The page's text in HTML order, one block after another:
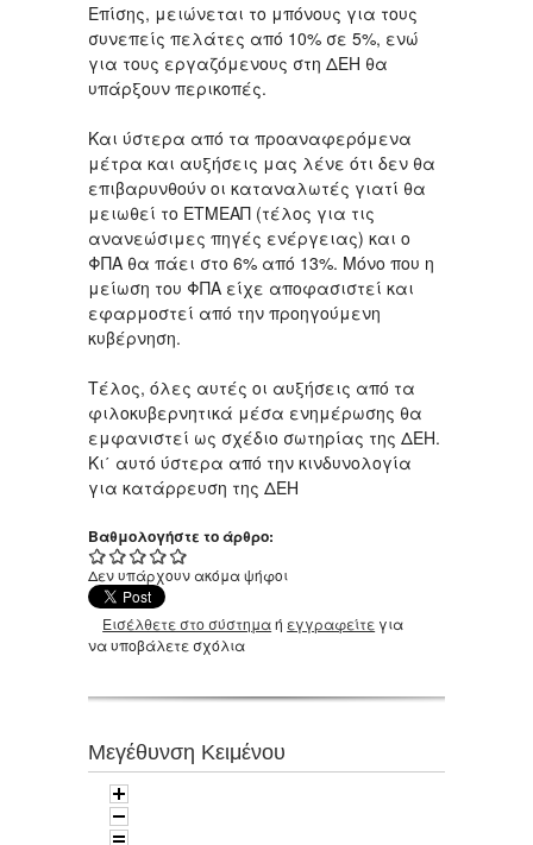
Επίσης, μειώνεται το μπόνους για τους
συνεπείς πελάτες από 10% σε 5%, ενώ
για τους εργαζόμενους στη ΔΕΗ θα
υπάρξουν περικοπές.
Και ύστερα από τα προαναφερόμενα
μέτρα και αυξήσεις μας λένε ότι δεν θα
επιβαρυνθούν οι καταναλωτές γιατί θα
μειωθεί το ΕΤΜΕΑΠ (τέλος για τις
ανανεώσιμες πηγές ενέργειας) και ο
ΦΠΑ θα πάει στο 6% από 13%. Μόνο που η
μείωση του ΦΠΑ είχε αποφασιστεί και
εφαρμοστεί από την προηγούμενη
κυβέρνηση.
Τέλος, όλες αυτές οι αυξήσεις από τα
φιλοκυβερνητικά μέσα ενημέρωσης θα
εμφανιστεί ως σχέδιο σωτηρίας της ΔΕΗ.
Κι΄ αυτό ύστερα από την κινδυνολογία
για κατάρρευση της ΔΕΗ
Βαθμολογήστε το άρθρο:
Δεν υπάρχουν ακόμα ψήφοι
Εισέλθετε στο σύστημαή εγγραφείτε για
να υποβάλετε σχόλια
Μεγέθυνση Κειμένου